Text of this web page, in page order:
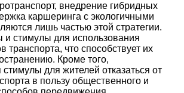
внедрение гибридных
каршеринга с экологичными
лишь частью этой стратегии.
и стимулы для использования
транспорта, что способствует их
Кроме того,
для жителей отказаться от
в пользу общественного и